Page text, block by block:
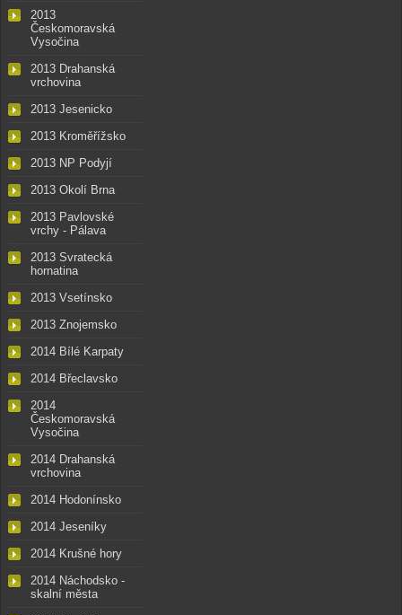
2013
Českomoravská
Vysočina
2013 Drahanská
vrchovina
2013 Jesenicko
2013 Kroměřížsko
2013 NP Podyjí
2013 Okolí Brna
2013 Pavlovské
vrchy - Pálava
2013 Svratecká
hornatina
2013 Vsetínsko
2013 Znojemsko
2014 Bílé Karpaty
2014 Břeclavsko
2014
Českomoravská
Vysočina
2014 Drahanská
vrchovina
2014 Hodonínsko
2014 Jeseníky
2014 Krušné hory
2014 Náchodsko -
skalní města